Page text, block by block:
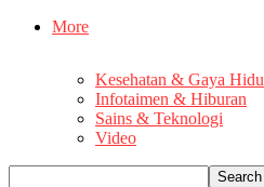
More
Kesehatan & Gaya
Infotaimen & Hiburan
Sains & Teknologi
Video